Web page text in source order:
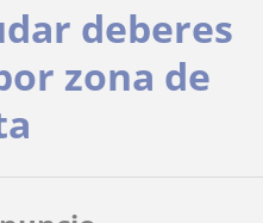
deberes
zona de